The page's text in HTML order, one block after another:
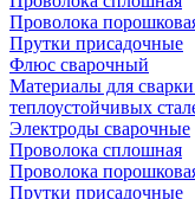
Проволока
Прутки присадочные
Флюс сварочный
Материалы для
теплоустойчивых
Электроды сварочные
Проволока сплошная
Проволока
Прутки присадочные